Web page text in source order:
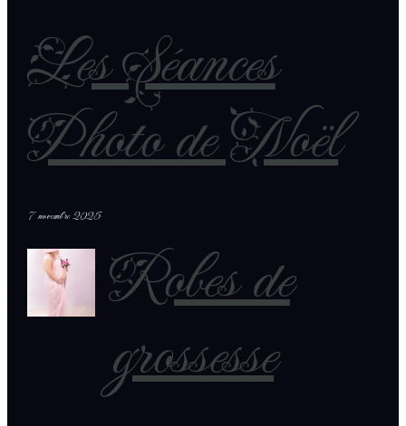
Les Séances
Photo de Noël
7 novembre 2025
Robes de
grossesse